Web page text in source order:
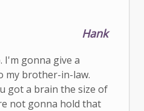
Hank
I'm gonna give a
my brother-in-law.
got a brain the size of
not gonna hold that